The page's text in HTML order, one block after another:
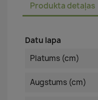
Produkta detaļas
Datu lapa
Platums (cm)
Augstums (cm)